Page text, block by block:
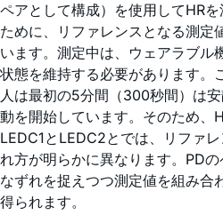
ペアとして構成）を使用してHR
ために、リファレンスとなる測定
います。測定中は、ウェアラブル
状態を維持する必要があります。
人は最初の5分間（300秒間）は
動を開始しています。そのため、
LEDC1とLEDC2とでは、リファ
れ方が明らかに異なります。PD
なずれを捉えつつ測定値を組み合
得られます。